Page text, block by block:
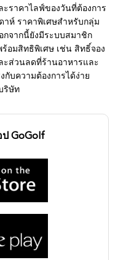
ะราคาไลฟ์ของวันที่ต้องการ
ห์ ราคาพิเศษสำหรับกลุ่ม
จากนี้ยังมีระบบสมาชิก
อมสิทธิพิเศษ เช่น สิทธิ์จอง
ะส่วนลดที่ร้านอาหารและ
บความต้องการได้ง่าย
ริษัท
ป GoGolf